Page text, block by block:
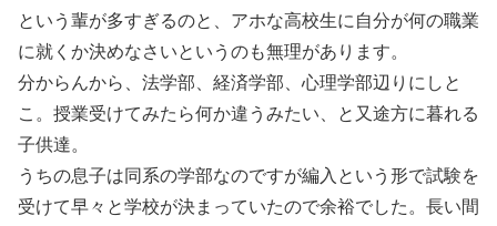
という輩が多すぎるのと、アホな高校生に自分が何の職業
に就くか決めなさいというのも無理があります。
分からんから、法学部、経済学部、心理学部辺りにしと
こ。授業受けてみたら何か違うみたい、と又途方に暮れる
子供達。
うちの息子は同系の学部なのですが編入という形で試験を
受けて早々と学校が決まっていたので余裕でした。長い間